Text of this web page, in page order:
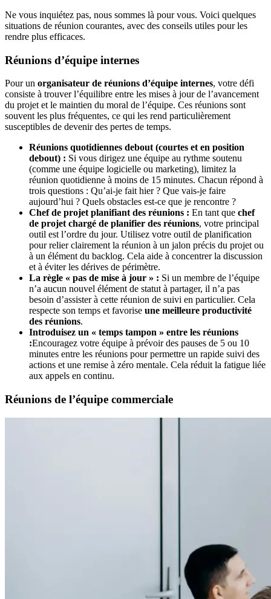
Ne vous inquiétez pas, nous sommes là pour vous. Voici quelques
situations de réunion courantes, avec des conseils utiles pour les
rendre plus efficaces.
Réunions d’équipe internes
Pour un organisateur de réunions d’équipe internes, votre défi
consiste à trouver l’équilibre entre les mises à jour de l’avancement
du projet et le maintien du moral de l’équipe. Ces réunions sont
souvent les plus fréquentes, ce qui les rend particulièrement
susceptibles de devenir des pertes de temps.
Réunions quotidiennes debout (courtes et en position
debout) : Si vous dirigez une équipe au rythme soutenu
(comme une équipe logicielle ou marketing), limitez la
réunion quotidienne à moins de 15 minutes. Chacun répond à
trois questions : Qu’ai-je fait hier ? Que vais-je faire
aujourd’hui ? Quels obstacles est-ce que je rencontre ?
Chef de projet planifiant des réunions : En tant que chef
de projet chargé de planifier des réunions, votre principal
outil est l’ordre du jour. Utilisez votre outil de planification
pour relier clairement la réunion à un jalon précis du projet ou
à un élément du backlog. Cela aide à concentrer la discussion
et à éviter les dérives de périmètre.
La règle « pas de mise à jour » : Si un membre de l’équipe
n’a aucun nouvel élément de statut à partager, il n’a pas
besoin d’assister à cette réunion de suivi en particulier. Cela
respecte son temps et favorise une meilleure productivité
des réunions.
Introduisez un « temps tampon » entre les réunions
:Encouragez votre équipe à prévoir des pauses de 5 ou 10
minutes entre les réunions pour permettre un rapide suivi des
actions et une remise à zéro mentale. Cela réduit la fatigue liée
aux appels en continu.
Réunions de l’équipe commerciale